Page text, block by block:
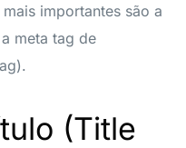
importantes são a
meta tag de
(Title